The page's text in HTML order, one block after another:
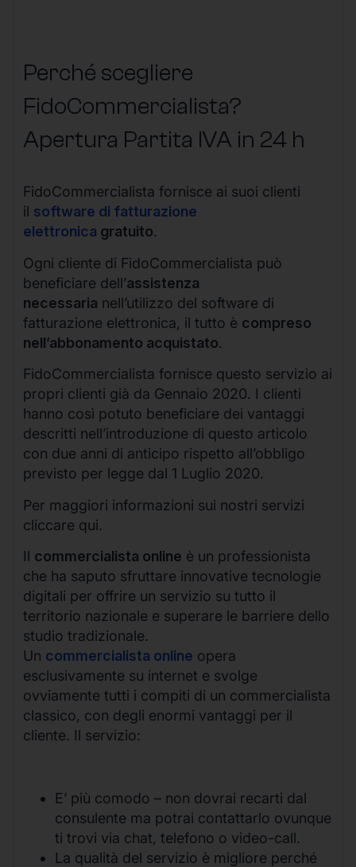
Perché scegliere
FidoCommercialista?
Apertura Partita IVA in 24 h
FidoCommercialista fornisce ai suoi clienti
il software di fatturazione
elettronica gratuito.
Ogni cliente di FidoCommercialista può
beneficiare dell’assistenza
necessaria nell’utilizzo del software di
fatturazione elettronica, il tutto è compreso
nell’abbonamento acquistato.
FidoCommercialista fornisce questo servizio ai
propri clienti già da Gennaio 2020. I clienti
hanno così potuto beneficiare dei vantaggi
descritti nell’introduzione di questo articolo
con due anni di anticipo rispetto all’obbligo
previsto per legge dal 1 Luglio 2020.
Per maggiori informazioni sui nostri servizi
cliccare qui.
Il commercialista online è un professionista
che ha saputo sfruttare innovative tecnologie
digitali per offrire un servizio su tutto il
territorio nazionale e superare le barriere dello
studio tradizionale.
Un commercialista online opera
esclusivamente su internet e svolge
ovviamente tutti i compiti di un commercialista
classico, con degli enormi vantaggi per il
cliente. Il servizio:
E’ più comodo – non dovrai recarti dal
consulente ma potrai contattarlo ovunque
ti trovi via chat, telefono o video-call.
La qualità del servizio è migliore perché